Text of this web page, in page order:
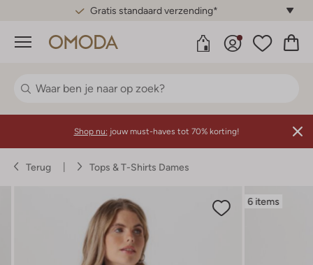
Gratis standaard verzending*
Menu
Shop nu: jouw must-haves tot 70% korting!
Terug Tops & T-Shirts Dames
6 items